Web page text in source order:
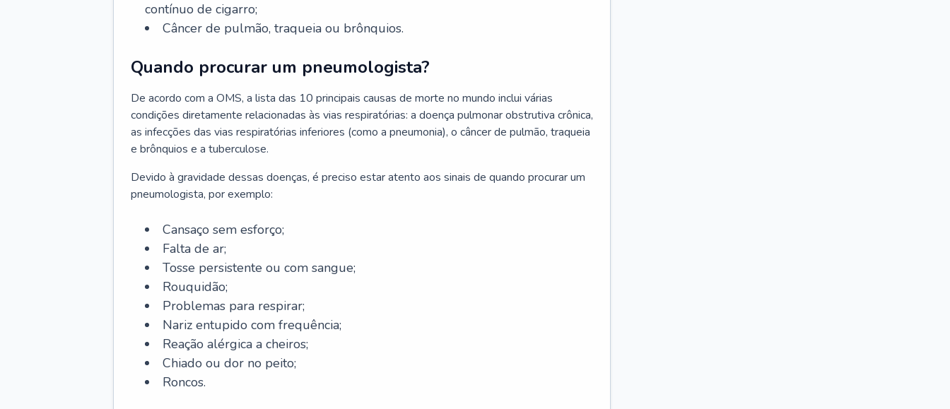
contínuo de cigarro;
Câncer de pulmão, traqueia ou brônquios.
Quando procurar um pneumologista?
De acordo com a OMS, a lista das 10 principais causas de morte no mundo inclui várias
condições diretamente relacionadas às vias respiratórias: a doença pulmonar obstrutiva crônica,
as infecções das vias respiratórias inferiores (como a pneumonia), o câncer de pulmão, traqueia
e brônquios e a tuberculose.
Devido à gravidade dessas doenças, é preciso estar atento aos sinais de quando procurar um
pneumologista, por exemplo:
Cansaço sem esforço;
Falta de ar;
Tosse persistente ou com sangue;
Rouquidão;
Problemas para respirar;
Nariz entupido com frequência;
Reação alérgica a cheiros;
Chiado ou dor no peito;
Roncos.